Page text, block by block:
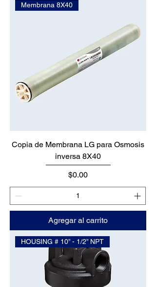
Membrana 8X40
Copia de Membrana LG para Osmosis
inversa 8X40
Precio
$0.00
Agregar al carrito
HOUSING # 10” - 1/2” NPT